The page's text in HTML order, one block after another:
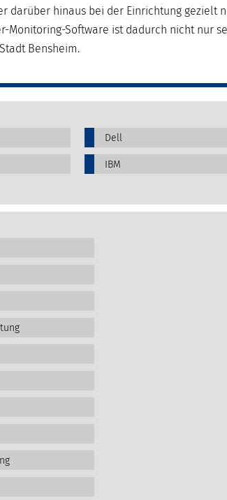
darüber hinaus bei der Einrichtung gezielt
Monitoring-Software ist dadurch nicht nur
Bensheim.
Dell
IBM